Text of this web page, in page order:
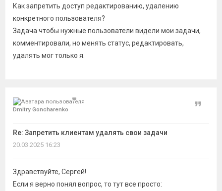
Как запретить доступ редактированию, удалению
конкретного пользователя?
Задача чтобы нужные пользователи видели мои задачи,
комментировали, но менять статус, редактировать,
удалять мог только я.
Dmitry Goncharenko
Re: Запретить клиентам удалять свои задачи
Цитата
20.03.2025 16:23
Здравствуйте, Сергей!
Если я верно понял вопрос, то тут все просто: